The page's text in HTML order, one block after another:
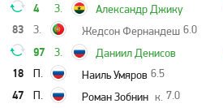
4 З. Александр Джику
83 З. Жедсон Фернандеш 6.0
97 З. Даниил Денисов
18 П. Наиль Умяров 6.5
47 П. Роман Зобнин к. 7.0